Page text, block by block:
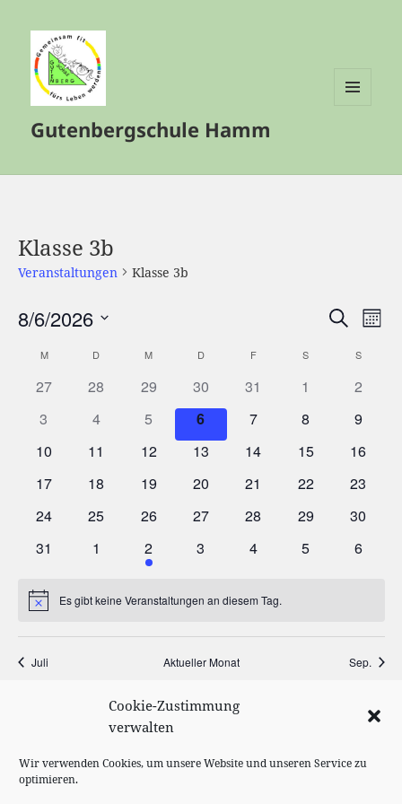
Cookie-Zustimmung
verwalten
Wir verwenden Cookies, um unsere Website und unseren Service zu
optimieren.
Gutenbergschule Hamm
Klasse 3b
Veranstaltungen Klasse 3b
SUCHE
8/6/2026
wählen.
Kalender
von
MMONTAG D DIENSTAGM MITTWOCH
DDONNERSTAG
FFREITAG S SAMSTAGS
27 28 29 30 31 1
2
3
4 5 6 7 8
9
10
11 12 13 14 15
16
17
18 19 20 21 22
23
24
25 26 27 28 29
30
31
1 2 3 4 5 6
HinweisEs gibt keine Veranstaltungen an diesem Tag.
Juli Aktueller Monat Sep.
KALENDER ABONNIEREN